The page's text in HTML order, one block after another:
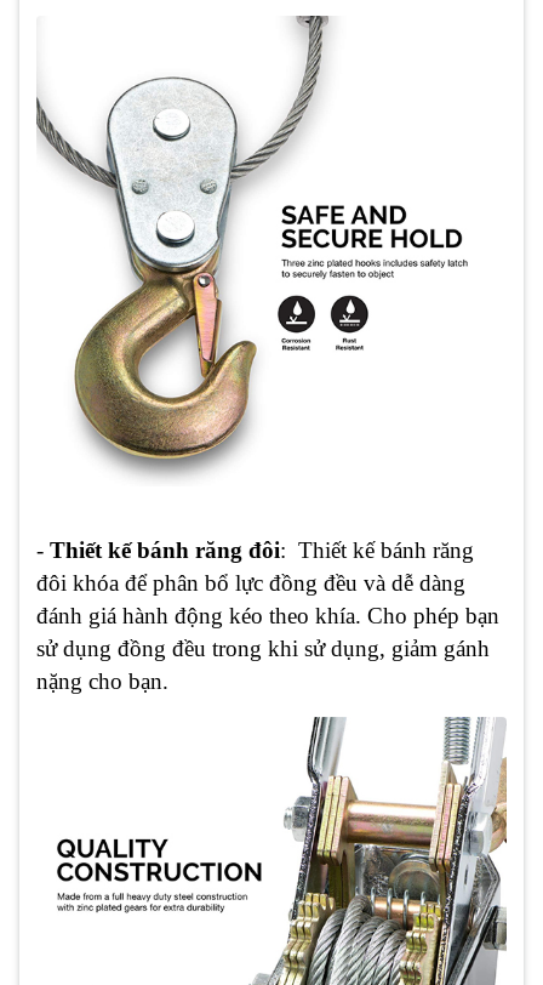
- Thiết kế bánh răng đôi: Thiết kế bánh răng
đôi khóa để phân bổ lực đồng đều và dễ dàng
đánh giá hành động kéo theo khía. Cho phép bạn
sử dụng đồng đều trong khi sử dụng, giảm gánh
nặng cho bạn.